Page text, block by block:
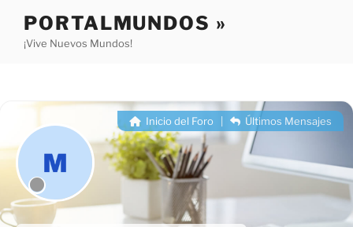
contenido
PORTALMUNDOS »
¡Vive Nuevos Mundos!
Inicio del Foro | Últimos Mensajes